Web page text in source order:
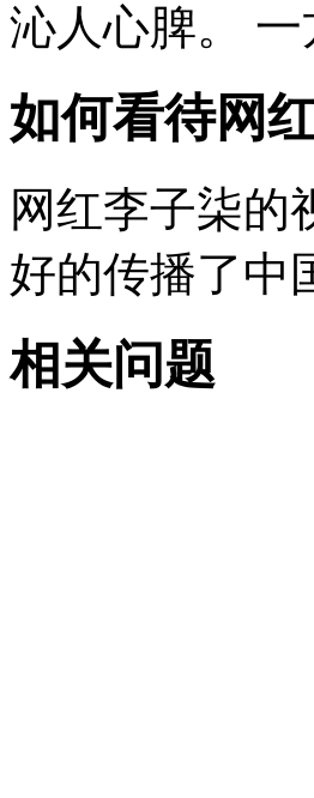
沁人心脾。
如何看待网
网红李子柒的
好的传播了中
相关问题